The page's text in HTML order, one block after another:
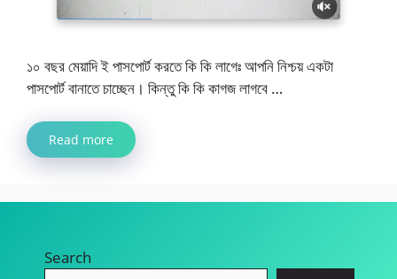
১০ বছর মেয়াদি ই পাসপোর্ট করতে কি কি লাগেঃ আপনি নিশ্চয় একটা
পাসপোর্ট বানাতে চাচ্ছেন। কিন্তু কি কি কাগজ লাগবে …
Read more
Search